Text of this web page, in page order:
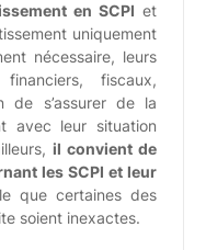
en SCPI et
uniquement
nécessaire, leurs
fiscaux,
de s’assurer de la
avec leur situation
il convient de
les SCPI et leur
que certaines des
soient inexactes.